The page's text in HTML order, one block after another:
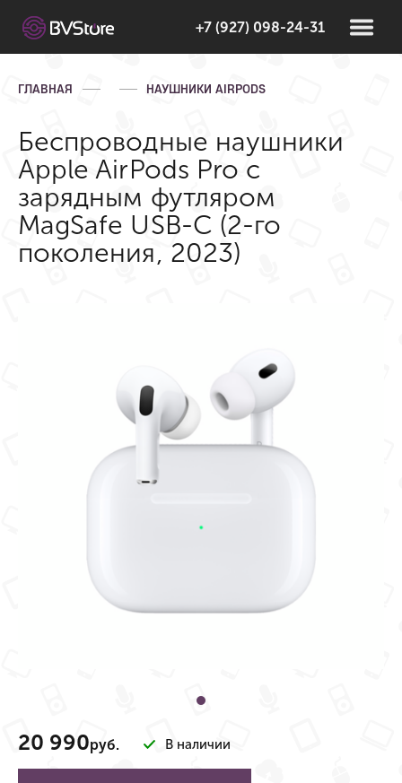
+7 (927) 098-24-31
ГЛАВНАЯ НАУШНИКИ AIRPODS
Беспроводные наушники
Apple AirPods Pro с
зарядным футляром
MagSafe USB-C (2-го
поколения, 2023)
20 990руб. В наличии